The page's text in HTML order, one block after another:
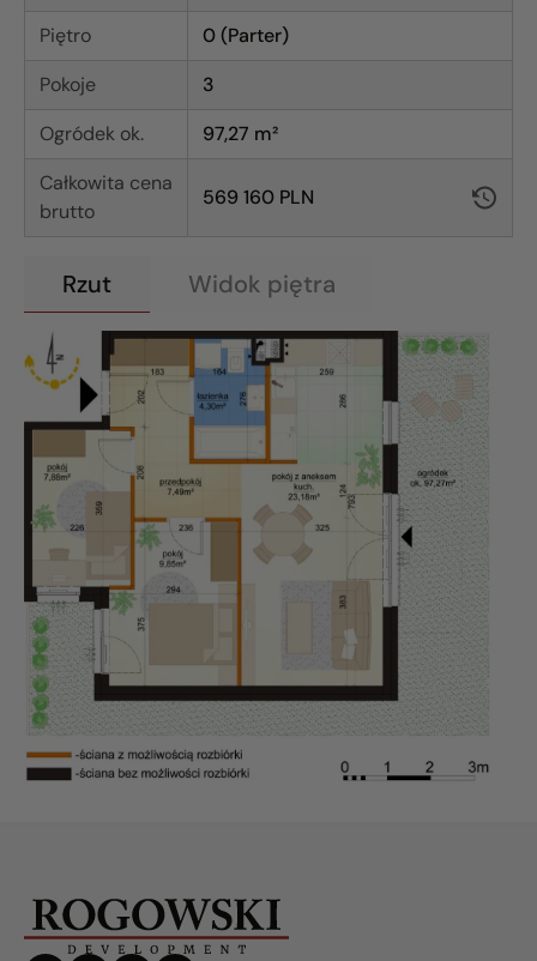
Piętro
0 (Parter)
Pokoje
3
Ogródek ok.
97,27 m²
Całkowita cena
brutto
569 160 PLN
Rzut Widok piętra